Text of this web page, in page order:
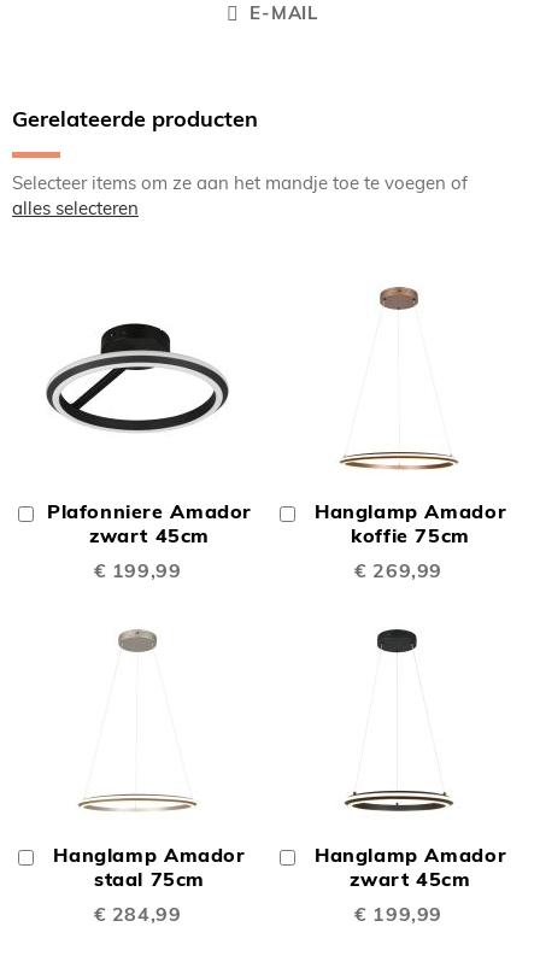
E-MAIL
Gerelateerde producten
Selecteer items om ze aan het mandje toe te voegen of
alles selecteren
Plafonniere Amador
zwart 45cm
€ 199,99
In
Winkelwagen
Hanglamp Amador
koffie 75cm
€ 269,99
Winkelwagen
Hanglamp Amador
staal 75cm
€ 284,99
In
Winkelwagen
Hanglamp Amador
zwart 45cm
€ 199,99
Winkelwagen